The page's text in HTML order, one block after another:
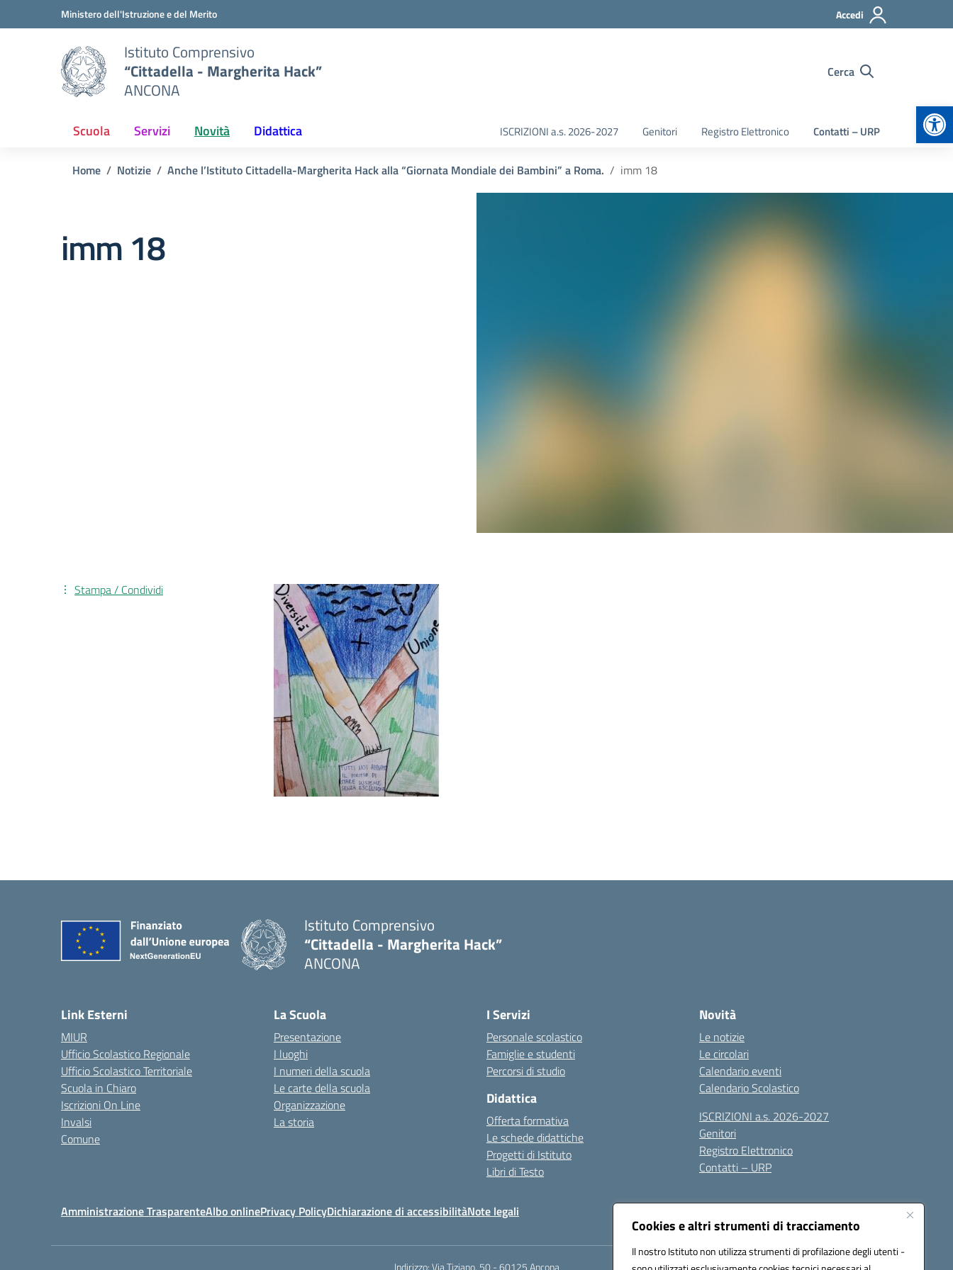
Cookies e altri strumenti di tracciamento
Il nostro Istituto non utilizza strumenti di profilazione degli utenti -
Vai ai contenuti
Vai al menu di navigazioneMinistero dell'Istruzione e del Merito Accedi
Istituto Comprensivo
“Cittadella - Margherita Hack”
ANCONA
Cerca
Scuola Servizi Novità Didattica ISCRIZIONI a.s. 2026-2027 Genitori Registro Elettronico Contatti – URP
Home Notizie Anche l’Istituto Cittadella-Margherita Hack alla “Giornata Mondiale dei Bambini” a Roma. imm 18
imm 18
Stampa / Condividi
Istituto Comprensivo
“Cittadella - Margherita Hack”
ANCONA
Link Esterni
MIUR
Ufficio Scolastico Regionale
Ufficio Scolastico Territoriale
Scuola in Chiaro
Iscrizioni On Line
Invalsi
Comune
La Scuola
Presentazione
I luoghi
I numeri della scuola
Le carte della scuola
Organizzazione
La storia
I Servizi
Personale scolastico
Famiglie e studenti
Percorsi di studio
Didattica
Offerta formativa
Le schede didattiche
Progetti di Istituto
Libri di Testo
Novità
Le notizie
Le circolari
Calendario eventi
Calendario Scolastico
ISCRIZIONI a.s. 2026-2027
Genitori
Registro Elettronico
Contatti – URP
Amministrazione TrasparenteAlbo onlinePrivacy PolicyDichiarazione di accessibilitàNote legali
Indirizzo:Via Tiziano, 50 - 60125 Ancona